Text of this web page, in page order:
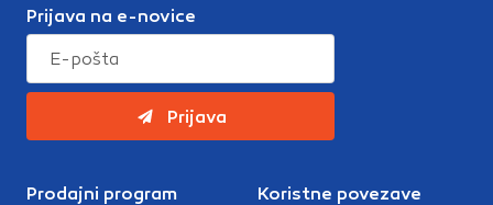
Prijava na e-novice
Prijava
Prodajni program Koristne povezave